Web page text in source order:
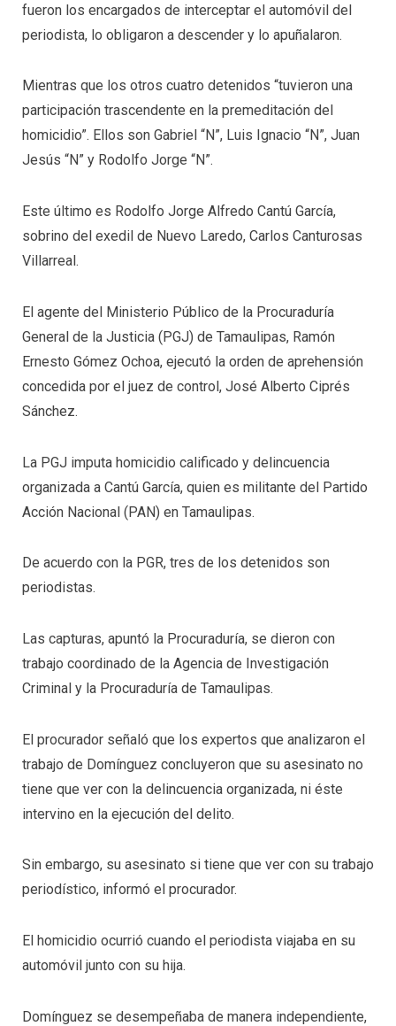
fueron los encargados de interceptar el automóvil del
periodista, lo obligaron a descender y lo apuñalaron.
Mientras que los otros cuatro detenidos “tuvieron una
participación trascendente en la premeditación del
homicidio”. Ellos son Gabriel “N”, Luis Ignacio “N”, Juan
Jesús “N” y Rodolfo Jorge “N”.
Este último es Rodolfo Jorge Alfredo Cantú García,
sobrino del exedil de Nuevo Laredo, Carlos Canturosas
Villarreal.
El agente del Ministerio Público de la Procuraduría
General de la Justicia (PGJ) de Tamaulipas, Ramón
Ernesto Gómez Ochoa, ejecutó la orden de aprehensión
concedida por el juez de control, José Alberto Ciprés
Sánchez.
La PGJ imputa homicidio calificado y delincuencia
organizada a Cantú García, quien es militante del Partido
Acción Nacional (PAN) en Tamaulipas.
De acuerdo con la PGR, tres de los detenidos son
periodistas.
Las capturas, apuntó la Procuraduría, se dieron con
trabajo coordinado de la Agencia de Investigación
Criminal y la Procuraduría de Tamaulipas.
El procurador señaló que los expertos que analizaron el
trabajo de Domínguez concluyeron que su asesinato no
tiene que ver con la delincuencia organizada, ni éste
intervino en la ejecución del delito.
Sin embargo, su asesinato si tiene que ver con su trabajo
periodístico, informó el procurador.
El homicidio ocurrió cuando el periodista viajaba en su
automóvil junto con su hija.
Domínguez se desempeñaba de manera independiente,